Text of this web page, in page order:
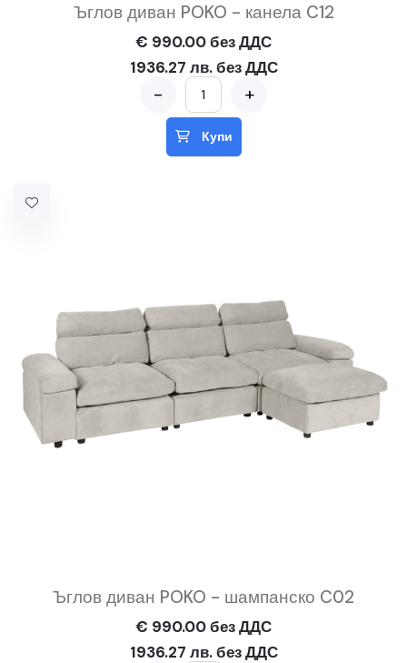
Ъглов диван POKO - канела C12
€ 990.00 без ДДС
1936.27 лв. без ДДС
- +
Купи
Ъглов диван POKO - шампанско C02
€ 990.00 без ДДС
1936.27 лв. без ДДС